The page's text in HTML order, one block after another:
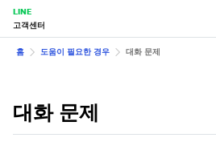
LINE
고객센터
홈 도움이 필요한 경우 대화 문제
대화 문제